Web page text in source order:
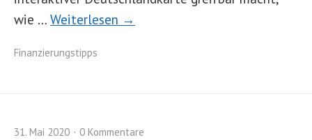
wie … Weiterlesen →
Finanzierungstipps
31. Mai 2020 0 Kommentare